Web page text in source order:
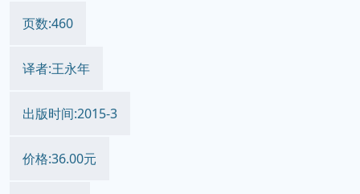
页数:460
译者:王永年
出版时间:2015-3
价格:36.00元